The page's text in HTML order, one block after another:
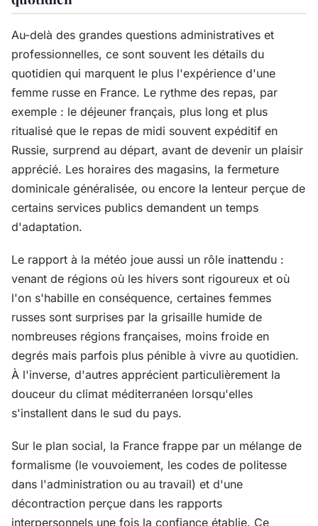
Au-delà des grandes questions administratives et
professionnelles, ce sont souvent les détails du
quotidien qui marquent le plus l'expérience d'une
femme russe en France. Le rythme des repas, par
exemple : le déjeuner français, plus long et plus
ritualisé que le repas de midi souvent expéditif en
Russie, surprend au départ, avant de devenir un plaisir
apprécié. Les horaires des magasins, la fermeture
dominicale généralisée, ou encore la lenteur perçue de
certains services publics demandent un temps
d'adaptation.
Le rapport à la météo joue aussi un rôle inattendu :
venant de régions où les hivers sont rigoureux et où
l'on s'habille en conséquence, certaines femmes
russes sont surprises par la grisaille humide de
nombreuses régions françaises, moins froide en
degrés mais parfois plus pénible à vivre au quotidien.
À l'inverse, d'autres apprécient particulièrement la
douceur du climat méditerranéen lorsqu'elles
s'installent dans le sud du pays.
Sur le plan social, la France frappe par un mélange de
formalisme (le vouvoiement, les codes de politesse
dans l'administration ou au travail) et d'une
décontraction perçue dans les rapports
interpersonnels une fois la confiance établie. Ce